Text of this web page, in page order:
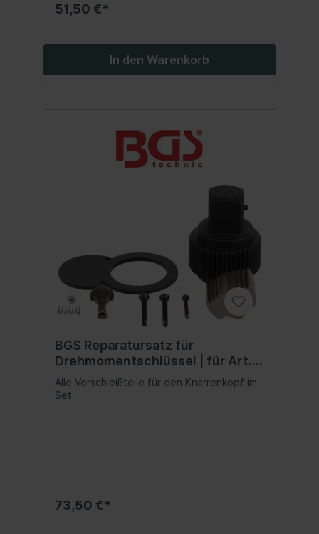
51,50 €*
In den Warenkorb
BGS Reparatursatz für
Drehmomentschlüssel | für Art.
2808
Alle Verschleißteile für den Knarrenkopf im
Set
73,50 €*